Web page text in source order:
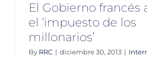
El Gobierno francés
el ‘impuesto de los
millonarios’
By RRC | diciembre 30, 2013 |